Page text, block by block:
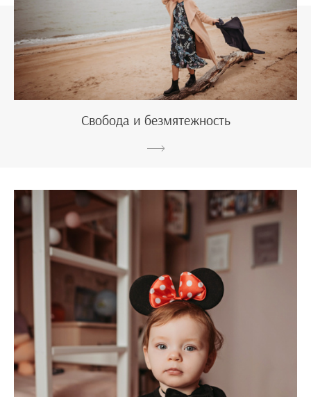
Свобода и безмятежность